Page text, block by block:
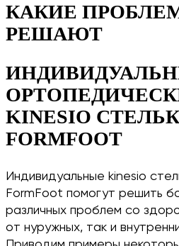
КАКИЕ
РЕШАЮТ
KINESIO
FORMFOOT
Индивидуальные kinesio
FormFoot помогут решить
различных проблем со
от нуружных, так и